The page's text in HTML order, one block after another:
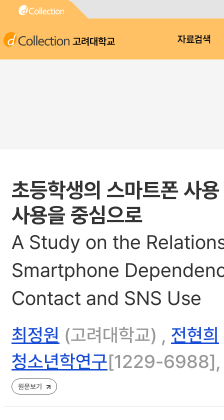
고려대학교 자료검색
초등학생의 스마트폰 사
사용을 중심으로
A Study on the
Smartphone
Contact and SNS Use
최정원 (고려대학교) , 전현희
청소년학연구[1229-
원문보기